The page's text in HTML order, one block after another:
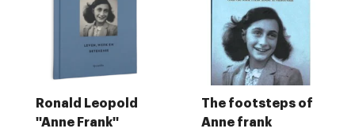
Ronald Leopold
''Anne Frank''
The footsteps of
Anne frank